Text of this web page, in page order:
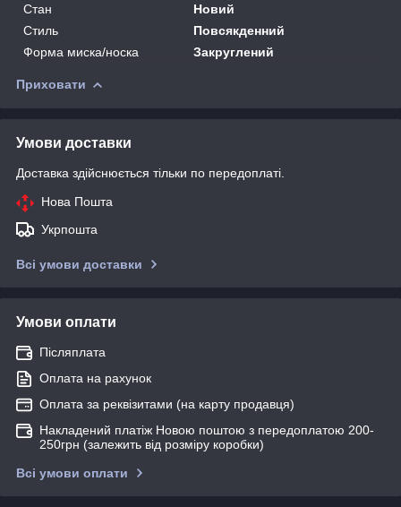
Стан
Новий
Стиль
Повсякденний
Форма миска/носка
Закруглений
Приховати
Умови доставки
Доставка здійснюється тільки по передоплаті.
Нова Пошта
Укрпошта
Всі умови доставки
Умови оплати
Післяплата
Оплата на рахунок
Оплата за реквізитами (на карту продавця)
Накладений платіж Новою поштою з передоплатою 200-
250грн (залежить від розміру коробки)
Всі умови оплати